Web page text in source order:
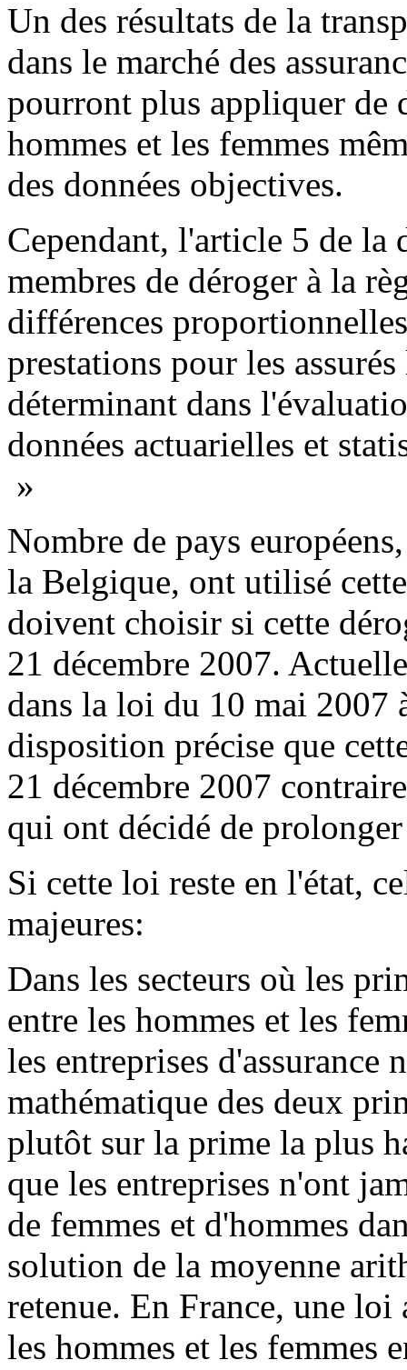
Un des résultats de la
dans le marché des
pourront plus appliquer de
hommes et les femmes
des données objectives.
Cependant, l'article 5 de la
membres de déroger à la
différences
prestations pour les
déterminant dans
données actuarielles et
»
Nombre de pays
la Belgique, ont utilisé
doivent choisir si cette
21 décembre 2007.
dans la loi du 10 mai 2007
disposition précise que
21 décembre 2007
qui ont décidé de
Si cette loi reste en l'état,
majeures:
Dans les secteurs où les
entre les hommes et les
les entreprises d'assurance
mathématique des deux
plutôt sur la prime la plus
que les entreprises n'ont
de femmes et d'hommes
solution de la moyenne
retenue. En France, une
les hommes et les femmes